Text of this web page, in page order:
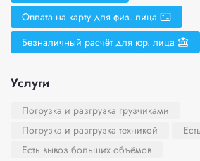
Оплата на карту для физ. лица
Безналичный расчёт для юр. лица
Услуги
Погрузка и разгрузка грузчиками
Погрузка и разгрузка техникой
Есть вывоз больших объёмов